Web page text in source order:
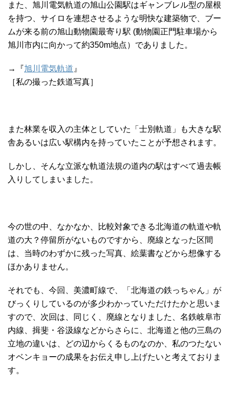
また、旭川電気軌道の旭山公園駅はギャンブレル型の屋根
を持つ、サイロを連想させるような明快な建築物で、ブー
ムが来る前の旭山動物園最寄り駅 (動物園正門駐車場から
旭川市内に向かって約350m地点）でありました。
→『旭川電気軌道 』
［私の撮った鉄道写真］
また林業を収入の主体としていた「士別軌道」も大きな駅
舎あるいは広い駅構内を持っていたことが予想されます。
しかし、そんな立派な軌道法規の道内の駅はすべて過去帳
入りしてしまいました。
今の世の中、なかなか、比較対象できる北海道の軌道や軌
道の大？停留所がないものですから、廃線となった区間
は、当時のわずかに残った写真、絵葉書などから想像する
ほかありません。
それでも、今回、美濃町線で、「北海道の鉄っちゃん」が
びっくりしているのが多少わかっていただけたかと思いま
すので、次回は、同じく、廃線となりました、名鉄岐阜市
内線、揖斐・谷汲線などからさらに、北海道と他の三島の
立地の違いは、どの辺からくるものなのか、私のつたない
オベンキョーの成果をお伝え申し上げたいと考えておりま
す。